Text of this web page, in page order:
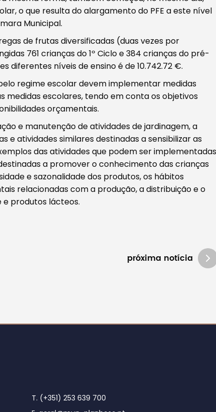
o que resulta do alargamento do PFE a este nível
Municipal.
de frutas diversificadas (duas vezes por
761 crianças do 1º Ciclo e 384 crianças do pré-
diferentes níveis de ensino é de 10.742.72 €.
regime escolar devem implementar medidas
medidas escolares, tendo em conta os objetivos
orçamentais.
e manutenção de atividades de jardinagem, a
e atividades similares destinadas a sensibilizar as
das atividades que podem ser
a promover o conhecimento das crianças
e sazonalidade dos produtos, os hábitos
relacionadas com a produção, a distribuição e o
produtos lácteos.
próxima notícia
T. (+351) 253 639 700